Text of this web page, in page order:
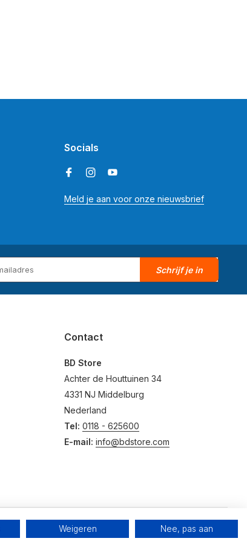
Socials
Meld je aan voor onze nieuwsbrief
Schrijf je in
Contact
BD Store
Achter de Houttuinen 34
4331 NJ Middelburg
Nederland
Tel: 0118 - 625600
E-mail: info@bdstore.com
Weigeren Nee, pas aan